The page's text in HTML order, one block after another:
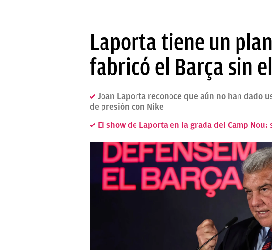
Laporta tiene un
fabricó el Barça sin
Joan Laporta reconoce que aún no han dado
de presión con Nike
El show de Laporta en la grada del Camp